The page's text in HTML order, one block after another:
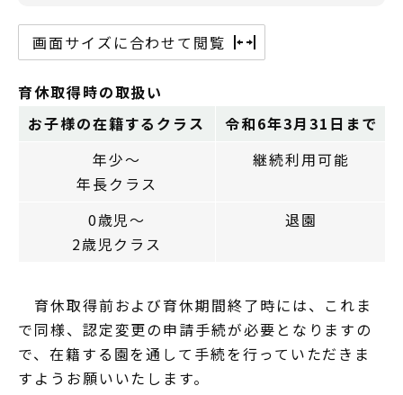
画面サイズに合わせて閲覧
育休取得時の取扱い
お子様の在籍するクラス
令和6年3月31日まで
年少～
年長クラス
継続利用可能
0歳児～
2歳児クラス
退園
育休取得前および育休期間終了時には、これま
で同様、認定変更の申請手続が必要となりますの
で、在籍する園を通して手続を行っていただきま
すようお願いいたします。